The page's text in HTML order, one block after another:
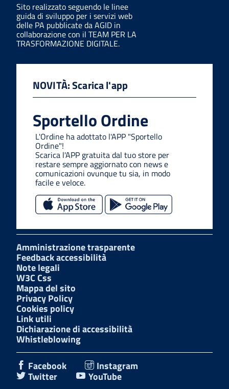
Sito realizzato seguendo le linee
guida di sviluppo per i servizi web
delle PA pubblicate da AGID in
collaborazione con il TEAM PER LA
TRASFORMAZIONE DIGITALE.
NOVITÀ: Scarica l'app
Sportello Ordine
L'Ordine ha adottato l'APP "Sportello
Ordine"!
Scarica l'APP gratuita dal tuo store per
restare sempre aggiornato con news e
comunicazioni ovunque tu sia, in modo
facile e veloce.
Amministrazione trasparente
Feedback accessibilità
Note legali
W3C Css
Mappa del sito
Privacy Policy
Cookies policy
Link utili
Dichiarazione di accessibilità
Whistleblowing
Facebook
Instagram
Twitter YouTube